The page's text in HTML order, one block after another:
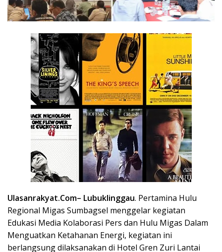
Ulasanrakyat.Com– Lubuklinggau. Pertamina Hulu
Regional Migas Sumbagsel menggelar kegiatan
Edukasi Media Kolaborasi Pers dan Hulu Migas Dalam
Menguatkan Ketahanan Energi, kegiatan ini
berlangsung dilaksanakan di Hotel Gren Zuri Lantai